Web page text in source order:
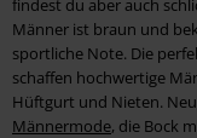
findest du aber auch
Männer ist braun und
sportliche Note. Die
schaffen hochwertige
Hüftgurt und Nieten.
Männermode, die Bock